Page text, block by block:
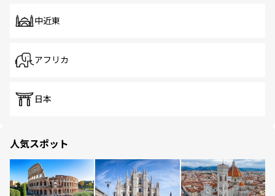
中近東
アフリカ
日本
人気スポット